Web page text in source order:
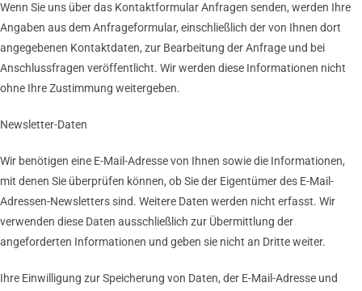
Wenn Sie uns über das Kontaktformular Anfragen senden, werden Ihre
Angaben aus dem Anfrageformular, einschließlich der von Ihnen dort
angegebenen Kontaktdaten, zur Bearbeitung der Anfrage und bei
Anschlussfragen veröffentlicht. Wir werden diese Informationen nicht
ohne Ihre Zustimmung weitergeben.
Newsletter-Daten
Wir benötigen eine E-Mail-Adresse von Ihnen sowie die Informationen,
mit denen Sie überprüfen können, ob Sie der Eigentümer des E-Mail-
Adressen-Newsletters sind. Weitere Daten werden nicht erfasst. Wir
verwenden diese Daten ausschließlich zur Übermittlung der
angeforderten Informationen und geben sie nicht an Dritte weiter.
Ihre Einwilligung zur Speicherung von Daten, der E-Mail-Adresse und